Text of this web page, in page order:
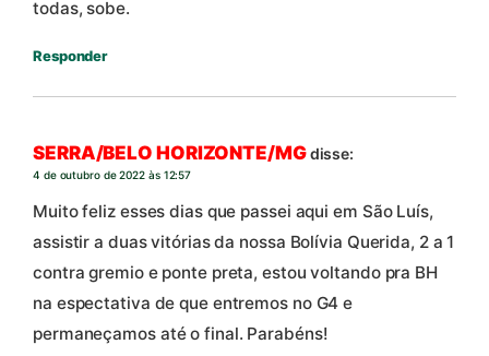
todas, sobe.
Responder
SERRA/BELO HORIZONTE/MGdisse:
4 de outubro de 2022 às 12:57
Muito feliz esses dias que passei aqui em São Luís,
assistir a duas vitórias da nossa Bolívia Querida, 2 a 1
contra gremio e ponte preta, estou voltando pra BH
na espectativa de que entremos no G4 e
permaneçamos até o final. Parabéns!